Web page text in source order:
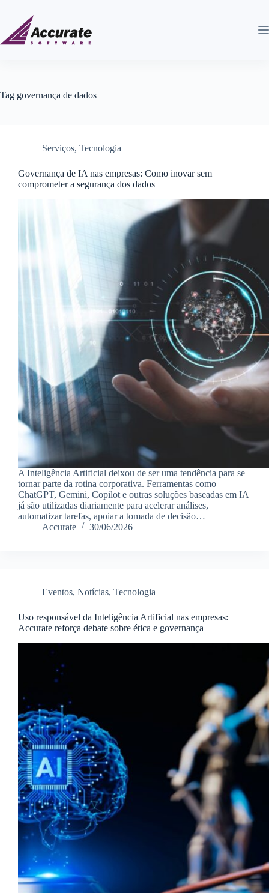
Tag governança de dados
Serviços, Tecnologia
Governança de IA nas empresas: Como inovar sem
comprometer a segurança dos dados
A Inteligência Artificial deixou de ser uma tendência para se
tornar parte da rotina corporativa. Ferramentas como
ChatGPT, Gemini, Copilot e outras soluções baseadas em IA
já são utilizadas diariamente para acelerar análises,
automatizar tarefas, apoiar a tomada de decisão…
Accurate
30/06/2026
Eventos, Notícias, Tecnologia
Uso responsável da Inteligência Artificial nas empresas:
Accurate reforça debate sobre ética e governança